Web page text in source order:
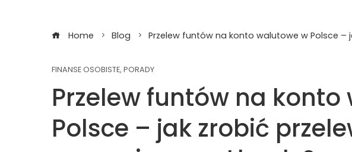
Home Blog Przelew funtów na konto walutowe w Polsce –
FINANSE OSOBISTE, PORADY
Przelew funtów na
Polsce – jak zrobić